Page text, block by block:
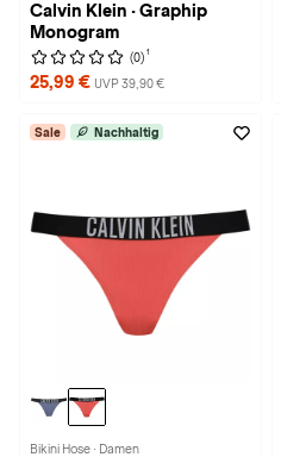
Calvin Klein · Graphip
Monogram
(0) 1
25,99 € UVP 39,90 €
Sale Nachhaltig
Bikini Hose · Damen